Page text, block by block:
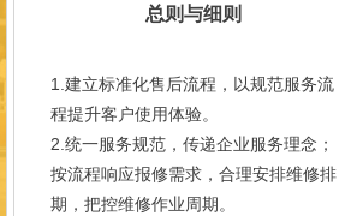
总则与细则
1.建立标准化售后流程，以规范服务流
程提升客户使用体验。
2.统一服务规范，传递企业服务理念；
按流程响应报修需求，合理安排维修排
期，把控维修作业周期。